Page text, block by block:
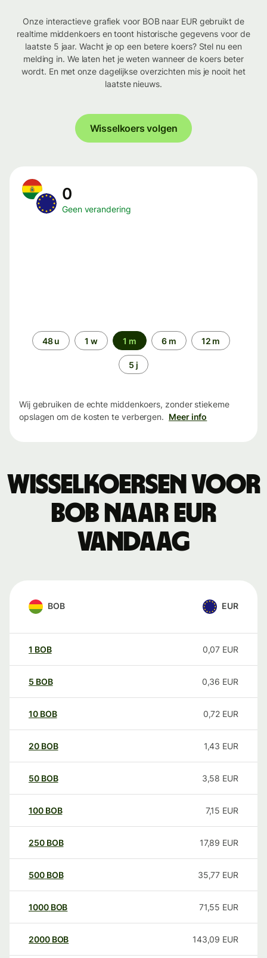
Onze interactieve grafiek voor BOB naar EUR gebruikt de
realtime middenkoers en toont historische gegevens voor de
laatste 5 jaar. Wacht je op een betere koers? Stel nu een
melding in. We laten het je weten wanneer de koers beter
wordt. En met onze dagelijkse overzichten mis je nooit het
laatste nieuws.
Wisselkoers volgen
0
Geen verandering
Periode48 u 1 w 1 m 6 m 12 m
5 j
Wij gebruiken de echte middenkoers, zonder stiekeme
opslagen om de kosten te verbergen. Meer info
Wisselkoersen voor
BOB naar EUR
vandaag
BOB EUR
1 BOB 0,07 EUR
5 BOB 0,36 EUR
10 BOB 0,72 EUR
20 BOB 1,43 EUR
50 BOB 3,58 EUR
100 BOB 7,15 EUR
250 BOB 17,89 EUR
500 BOB 35,77 EUR
1000 BOB 71,55 EUR
2000 BOB 143,09 EUR